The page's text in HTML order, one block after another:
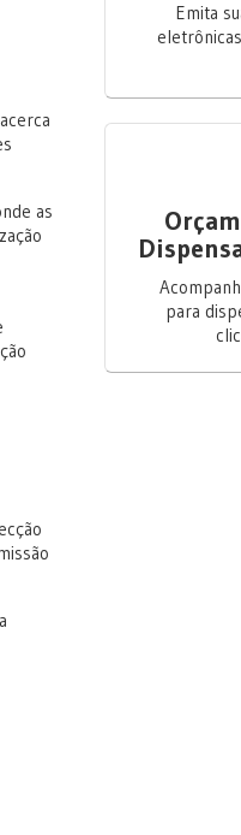
as
Emita
para